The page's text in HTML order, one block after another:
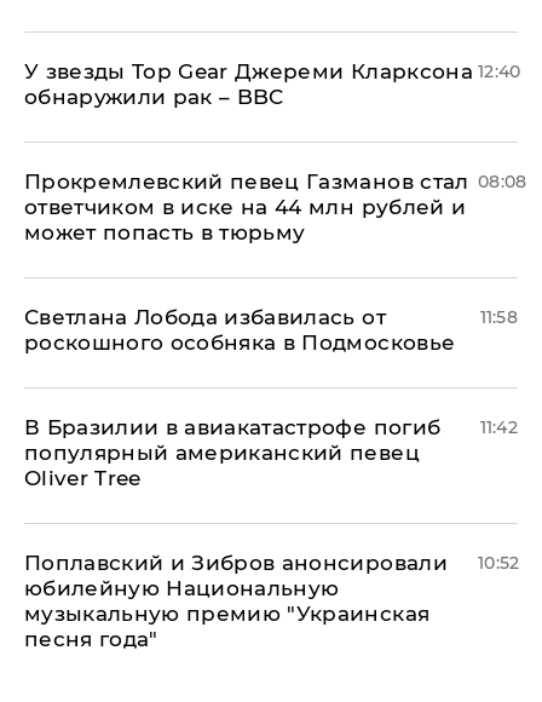
У звезды Top Gear Джереми Кларксона
обнаружили рак – BBC
12:40
Прокремлевский певец Газманов стал
ответчиком в иске на 44 млн рублей и
может попасть в тюрьму
08:08
Светлана Лобода избавилась от
роскошного особняка в Подмосковье
11:58
В Бразилии в авиакатастрофе погиб
популярный американский певец
Oliver Tree
11:42
Поплавский и Зибров анонсировали
юбилейную Национальную
музыкальную премию "Украинская
песня года"
10:52